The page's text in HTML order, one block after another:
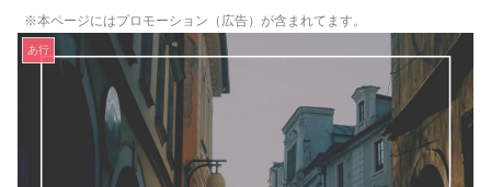
※本ページにはプロモーション（広告）が含まれてます。
あ行